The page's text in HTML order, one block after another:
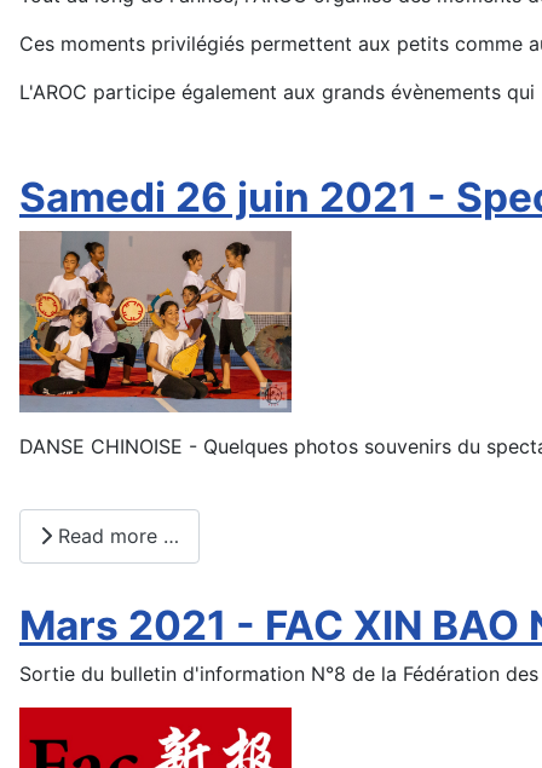
Ces moments privilégiés permettent aux petits comme
L'AROC participe également aux grands évènements
Samedi 26 juin 2021 -
DANSE CHINOISE - Quelques photos souvenirs du
Read more …
Mars 2021 - FAC XIN
Sortie du bulletin d'information N°8 de la Fédération